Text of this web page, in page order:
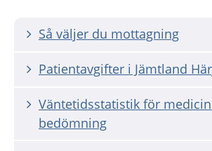
Så väljer du mottagning
Patientavgifter i Jämtland
Väntetidsstatistik för
bedömning